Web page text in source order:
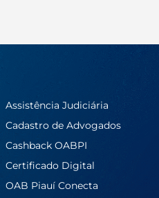
Assistência Judiciária
Cadastro de Advogados
Cashback OABPI
Certificado Digital
OAB Piauí Conecta